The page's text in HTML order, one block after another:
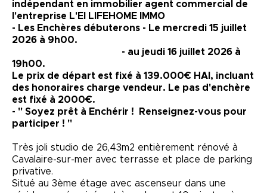
indépendant en immobilier agent commercial de
l'entreprise L'EI LIFEHOME IMMO
- Les Enchères débuterons - Le mercredi 15 juillet
2026 à 9h00.
- au jeudi 16 juillet 2026 à
19h00.
Le prix de départ est fixé à 139.000€ HAI, incluant
des honoraires charge vendeur. Le pas d'enchère
est fixé à 2000€.
- " Soyez prêt à Enchérir ! Renseignez-vous pour
participer ! "
Très joli studio de 26,43m2 entièrement rénové à
Cavalaire-sur-mer avec terrasse et place de parking
privative.
Situé au 3ème étage avec ascenseur dans une